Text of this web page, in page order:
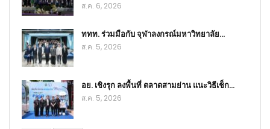
ส.ค. 6, 2026
ททท. ร่วมมือกับ จุฬาลงกรณ์มหาวิทยาลัย…
ส.ค. 5, 2026
อย. เชิงรุก ลงพื้นที่ ตลาดสามย่าน แนะวิธีเช็ก…
ส.ค. 5, 2026